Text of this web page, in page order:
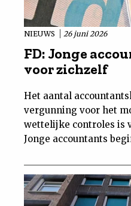
NIEUWS 26 juni 2026
FD: Jonge
voor zichzelf
Het aantal
vergunning voor het
wettelijke controles is
Jonge accountants